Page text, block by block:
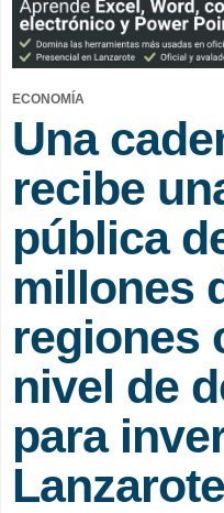
ECONOMÍA
Una
recibe
pública
millones
regiones
nivel de
para
Lanzarote